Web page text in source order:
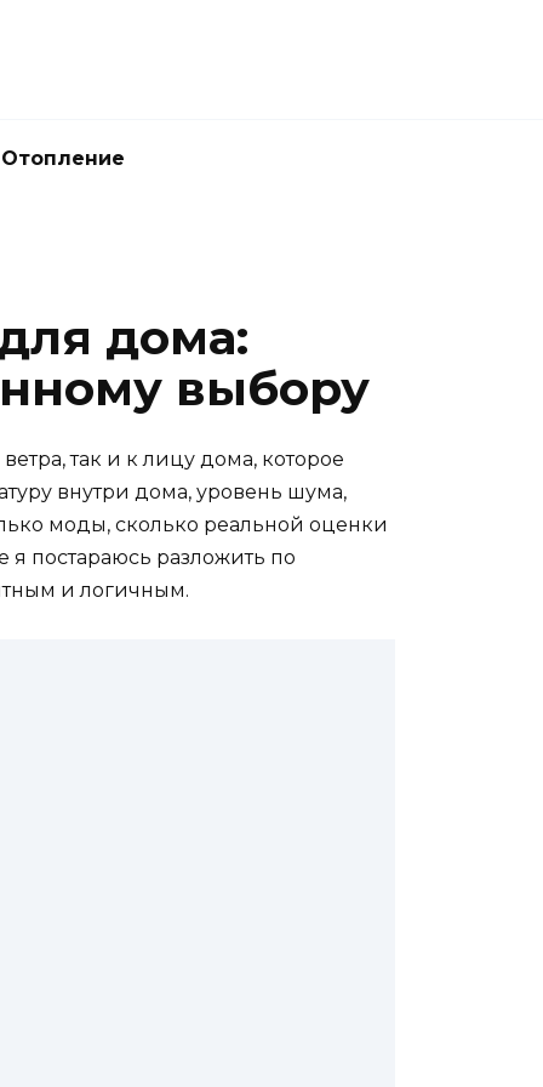
Отопление
дома:
выбору
так и к лицу дома, которое
внутри дома, уровень шума,
моды, сколько реальной оценки
я постараюсь разложить по
и логичным.